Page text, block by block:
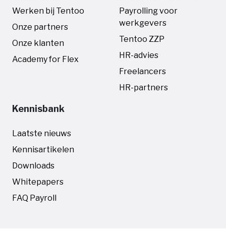
Werken bij Tentoo
Onze partners
Onze klanten
Academy for Flex
Payrolling voor
werkgevers
Tentoo ZZP
HR-advies
Freelancers
HR-partners
Kennisbank
Laatste nieuws
Kennisartikelen
Downloads
Whitepapers
FAQ Payroll